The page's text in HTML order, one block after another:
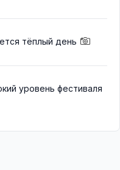
тёплый день
уровень фестиваля